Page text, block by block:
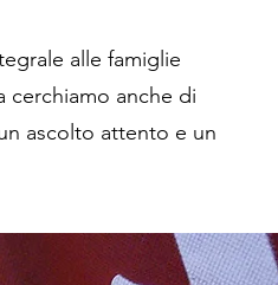
alle famiglie
cerchiamo anche di
ascolto attento e un